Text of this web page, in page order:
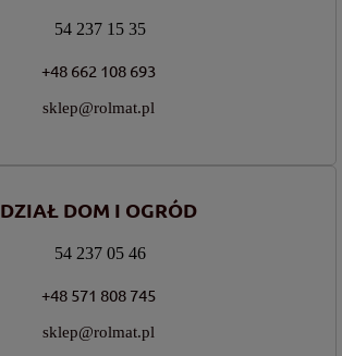
54 237 15 35
+48 662 108 693
sklep@rolmat.pl
DZIAŁ DOM I OGRÓD
54 237 05 46
+48 571 808 745
sklep@rolmat.pl